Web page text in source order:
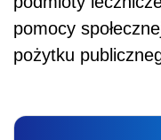
pomocy
pożytku